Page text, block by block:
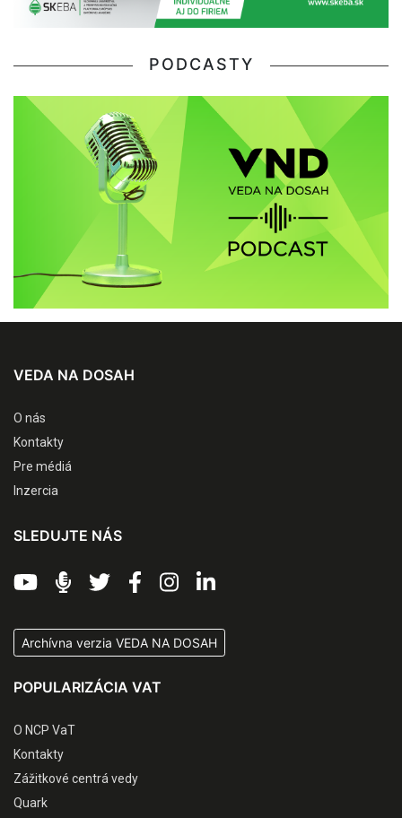
PODCASTY
VEDA NA DOSAH
O nás
Kontakty
Pre médiá
Inzercia
SLEDUJTE NÁS
Archívna verzia VEDA NA DOSAH
POPULARIZÁCIA VAT
O NCP VaT
Kontakty
Zážitkové centrá vedy
Quark